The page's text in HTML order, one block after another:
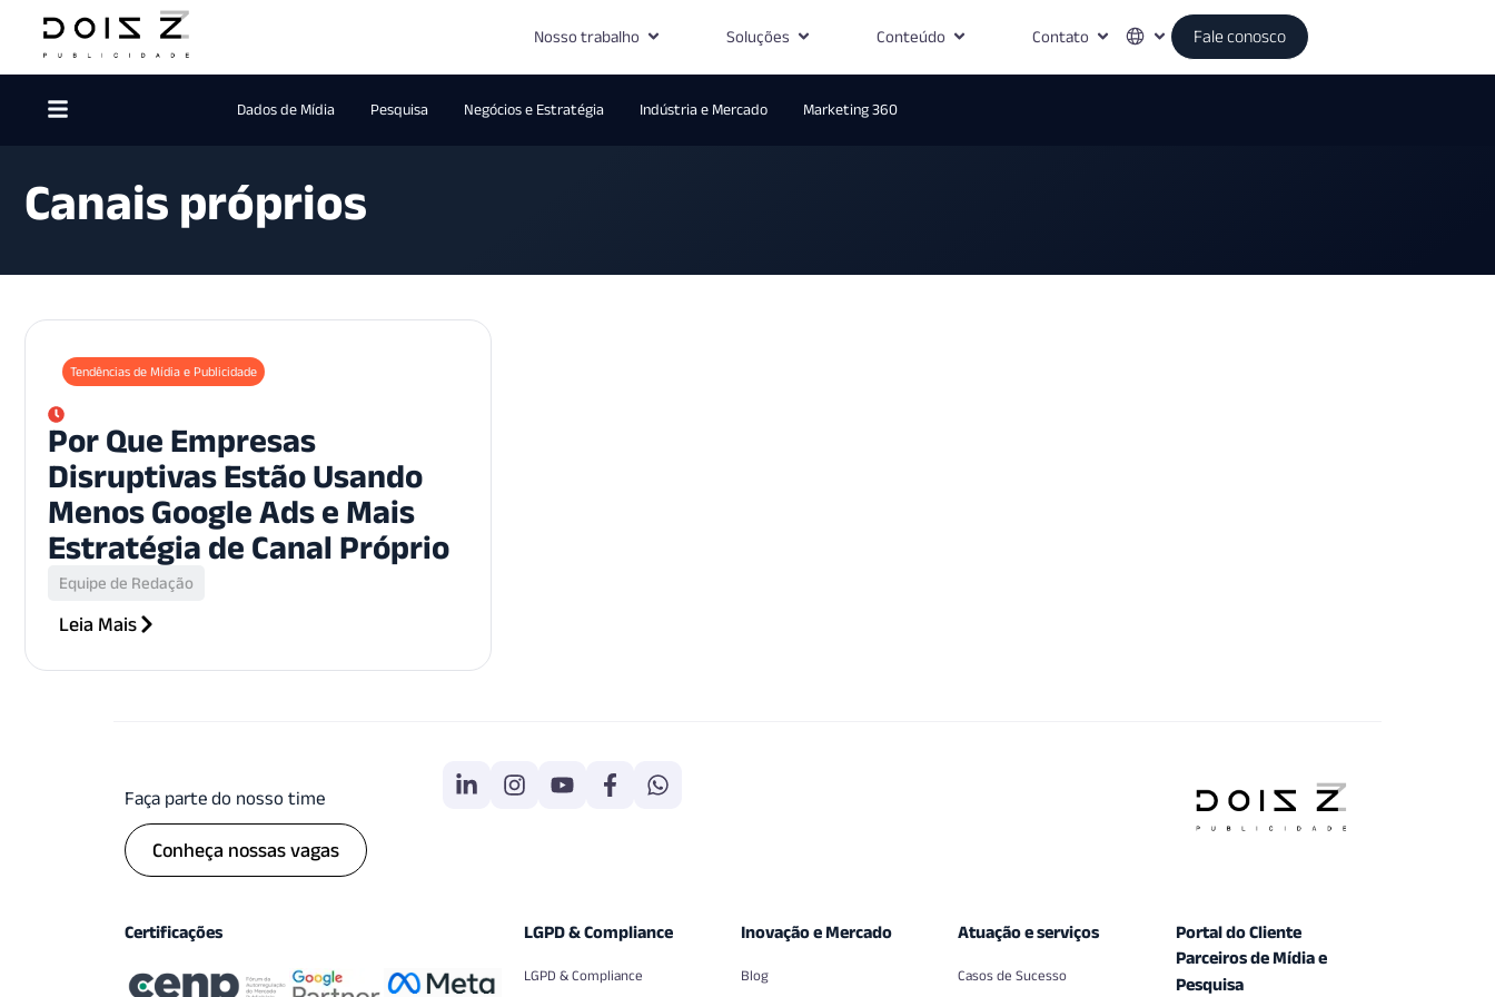
Nosso trabalho Soluções Conteúdo Contato Fale conosco
Dados de Mídia Pesquisa Negócios e Estratégia Indústria e Mercado Marketing 360
Canais próprios
Tendências de Mídia e Publicidade
Por Que Empresas
Disruptivas Estão Usando
Menos Google Ads e Mais
Estratégia de Canal Próprio
Equipe de Redação
Leia Mais
Faça parte do nosso time
Conheça nossas vagas
Certificações LGPD & Compliance
LGPD & Compliance
Inovação e Mercado
Blog
Atuação e serviços
Casos de Sucesso
Portal do Cliente
Parceiros de Mídia e
Pesquisa